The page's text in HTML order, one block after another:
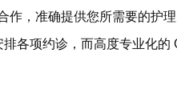
，准确提供您所需要的护理
各项约诊，而高度专业化的